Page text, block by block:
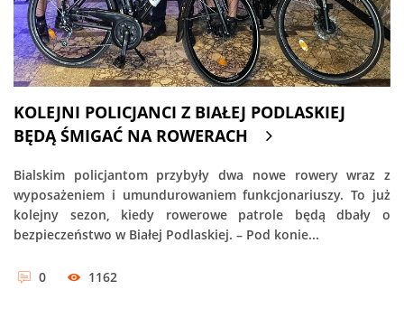
KOLEJNI POLICJANCI Z BIAŁEJ PODLASKIEJ
BĘDĄ ŚMIGAĆ NA ROWERACH
Bialskim policjantom przybyły dwa nowe rowery wraz z
wyposażeniem i umundurowaniem funkcjonariuszy. To już
kolejny sezon, kiedy rowerowe patrole będą dbały o
bezpieczeństwo w Białej Podlaskiej. – Pod konie...
0 1162